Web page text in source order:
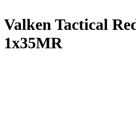
Valken Tactical
1x35MR